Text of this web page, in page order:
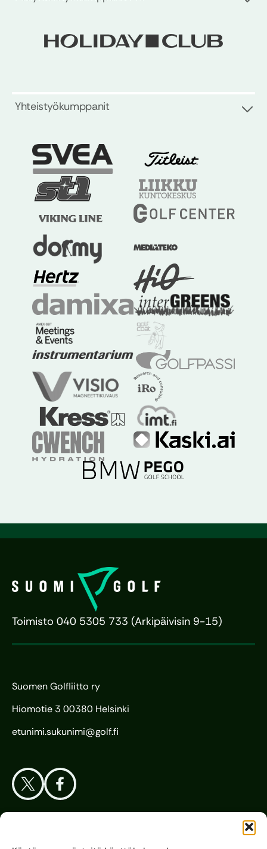
Yhteistyökumppanit
Toimisto 040 5305 733 (Arkipäivisin 9-15)
Suomen Golfliitto ry
Hiomotie 3 00380 Helsinki
etunimi.sukunimi@golf.fi